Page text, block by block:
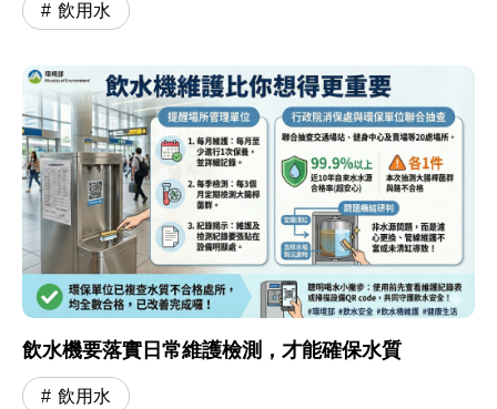
飲用水
飲水機要落實日常維護檢測，才能確保水質
飲用水